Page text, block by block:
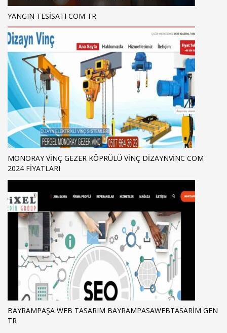
YANGIN TESISATI COM TR
MONORAY VINÇ GEZER KÖPRÜLÜ VINÇ DIZAYNVINC COM
2024 FIYATLARI
BAYRAMPAŞA WEB TASARIM BAYRAMPASAWEBTASARIM GEN
TR